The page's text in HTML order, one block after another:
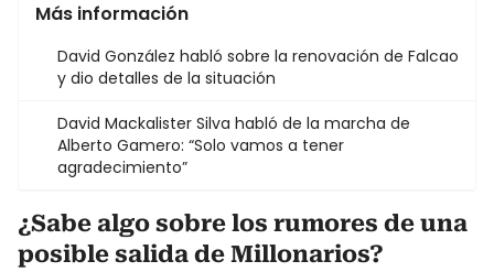
Más información
David González habló sobre la renovación de Falcao
y dio detalles de la situación
David Mackalister Silva habló de la marcha de
Alberto Gamero: “Solo vamos a tener
agradecimiento”
¿Sabe algo sobre los rumores de una
posible salida de Millonarios?